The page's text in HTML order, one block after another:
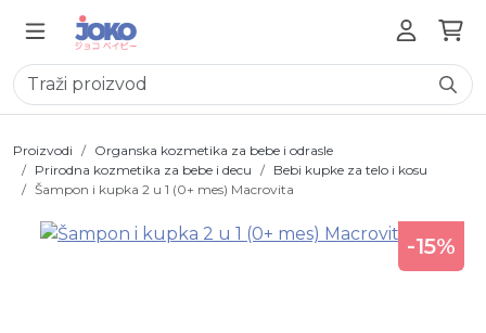
Proizvodi
Organska kozmetika za bebe i odrasle
Prirodna kozmetika za bebe i decu
Bebi kupke za telo i kosu
Šampon i kupka 2 u 1 (0+ mes) Macrovita
-15%